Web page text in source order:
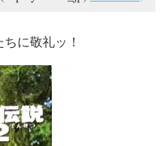
に敬礼ッ！